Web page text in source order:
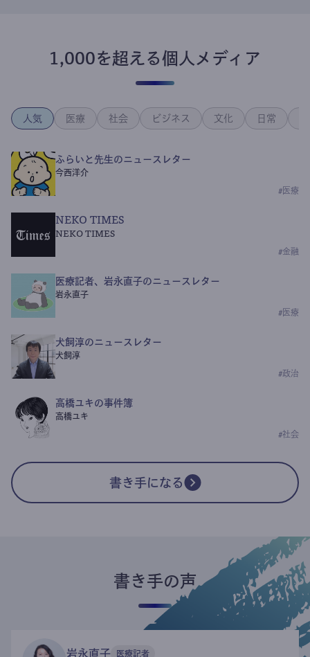
1,000を超える個人メディア
人気 医療 社会 ビジネス 文化 日常
ふらいと先生のニュースレター
今西洋介
# 医療
NEKO TIMES
NEKO TIMES
#金融
医療記者、岩永直子のニュースレター
岩永直子
# 医療
犬飼淳のニュースレター
犬飼淳
#政治
高橋ユキの事件簿
高橋ユキ
#社会
書き手になる
書き手の声
岩永直子 医療記者